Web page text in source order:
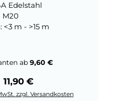
Edelstahl
M20
<3 m - >15 m
ab9,60 €
Regulärer Preis:
11,90 €
zzgl. Versandkosten